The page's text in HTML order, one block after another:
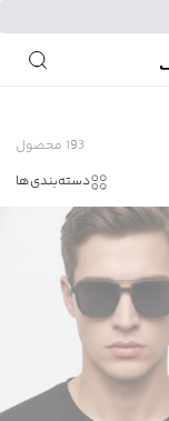
193 محصول
دسته‌بندی‌ها